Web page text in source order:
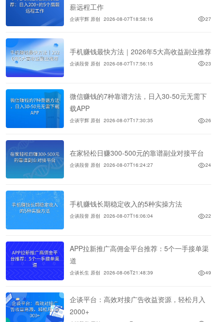
薪远程工作
企谈宇辉 原创 2026-08-07T18:58:16 27
手机赚钱最快方法｜2026年5大高收益副业推荐
企谈段誉 原创 2026-08-07T17:56:15 23
微信赚钱的7种靠谱方法，日入30-50元无需下
载APP
企谈宇辉 原创 2026-08-07T17:30:35 26
在家轻松日赚300-500元的靠谱副业对接平台
企谈段誉 原创 2026-08-07T16:24:27 24
手机赚钱长期稳定收入的5种实操方法
企谈段誉 原创 2026-08-07T16:06:04 22
APP拉新推广高佣金平台推荐：5个一手接单渠
道
企谈长生 原创 2026-08-06T21:48:39 49
企谈平台：高效对接广告收益资源，轻松月入
2000+